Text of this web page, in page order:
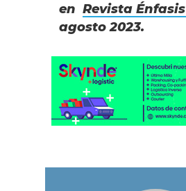
en Revista Énfasis
agosto 2023.